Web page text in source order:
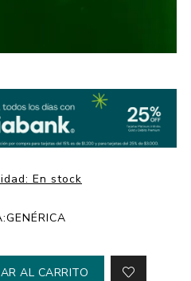
En stock
GENÉRICA
AL CARRITO